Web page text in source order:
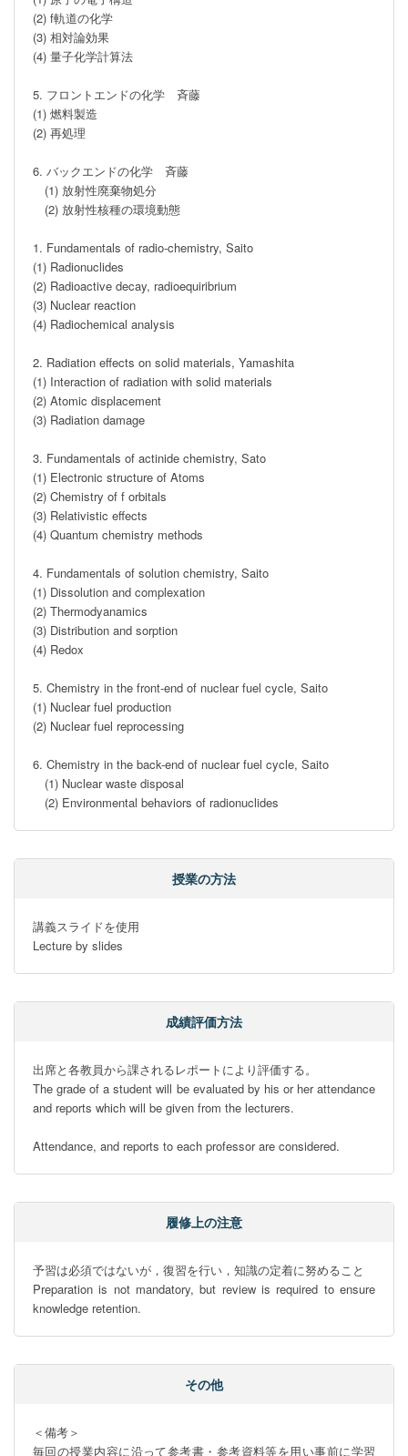
(2) f軌道の化学
(3) 相対論効果
(4) 量子化学計算法
5. フロントエンドの化学　斉藤
(1) 燃料製造
(2) 再処理
6. バックエンドの化学　斉藤
(1) 放射性廃棄物処分
(2) 放射性核種の環境動態
1. Fundamentals of radio-chemistry, Saito
(1) Radionuclides
(2) Radioactive decay, radioequiribrium
(3) Nuclear reaction
(4) Radiochemical analysis
2. Radiation effects on solid materials, Yamashita
(1) Interaction of radiation with solid materials
(2) Atomic displacement
(3) Radiation damage
3. Fundamentals of actinide chemistry, Sato
(1) Electronic structure of Atoms
(2) Chemistry of f orbitals
(3) Relativistic effects
(4) Quantum chemistry methods
4. Fundamentals of solution chemistry, Saito
(1) Dissolution and complexation
(2) Thermodyanamics
(3) Distribution and sorption
(4) Redox
5. Chemistry in the front-end of nuclear fuel cycle, Saito
(1) Nuclear fuel production
(2) Nuclear fuel reprocessing
6. Chemistry in the back-end of nuclear fuel cycle, Saito
(1) Nuclear waste disposal
(2) Environmental behaviors of radionuclides
授業の方法
講義スライドを使用
Lecture by slides
成績評価方法
出席と各教員から課されるレポートにより評価する。
The grade of a student will be evaluated by his or her attendance
and reports which will be given from the lecturers.
Attendance, and reports to each professor are considered.
履修上の注意
予習は必須ではないが，復習を行い，知識の定着に努めること
Preparation is not mandatory, but review is required to ensure
knowledge retention.
その他
＜備考＞
毎回の授業内容に沿って参考書・参考資料等を用い事前に学習